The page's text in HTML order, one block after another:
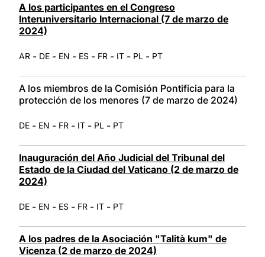
A los participantes en el Congreso
Interuniversitario Internacional (7 de marzo de
2024)
AR - DE - EN - ES - FR - IT - PL - PT
A los miembros de la Comisión Pontificia para la
protección de los menores (7 de marzo de 2024)
DE - EN - FR - IT - PL - PT
Inauguración del Año Judicial del Tribunal del
Estado de la Ciudad del Vaticano (2 de marzo de
2024)
DE - EN - ES - FR - IT - PT
A los padres de la Asociación "Talità kum" de
Vicenza (2 de marzo de 2024)